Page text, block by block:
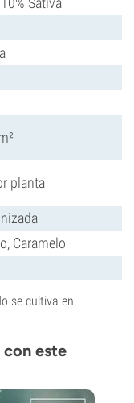
planta
Caramelo
se cultiva en
este